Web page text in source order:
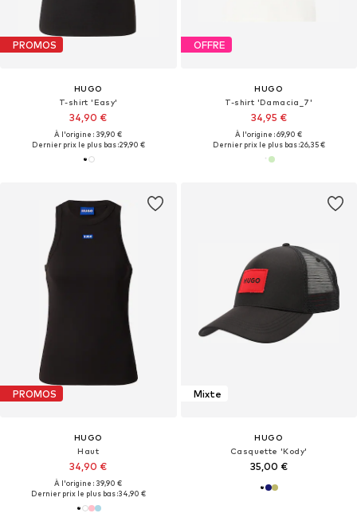
PROMOS
HUGO
T-shirt 'Easy'
34,90 €
À l'origine : 39,90 €
Dernier prix le plus bas :29,90 €
OFFRE
HUGO
T-shirt 'Damacia_7'
34,95 €
À l'origine : 69,90 €
Dernier prix le plus bas :26,35 €
PROMOS
HUGO
Haut
34,90 €
À l'origine : 39,90 €
Dernier prix le plus bas :34,90 €
Mixte
HUGO
Casquette 'Kody'
35,00 €